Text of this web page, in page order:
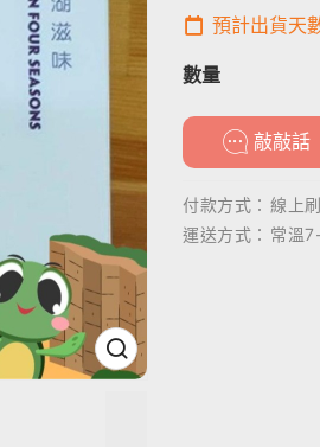
預計出貨天
數量
敲敲話
付款方式： 線上
運送方式： 常溫